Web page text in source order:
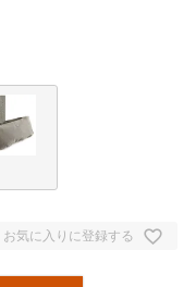
お気に入りに登録する